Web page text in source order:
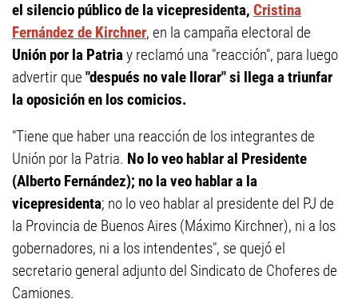
el silencio público de la vicepresidenta, Cristina
Fernández de Kirchner, en la campaña electoral de
Unión por la Patriay reclamó una "reacción", para luego
advertir que "después no vale llorar" si llega a triunfar
la oposición en los comicios.
"Tiene que haber una reacción de los integrantes de
Unión por la Patria. No lo veo hablar al Presidente
(Alberto Fernández); no la veo hablar a la
vicepresidenta; no lo veo hablar al presidente del PJ de
la Provincia de Buenos Aires (Máximo Kirchner), ni a los
gobernadores, ni a los intendentes", se quejó el
secretario general adjunto del Sindicato de Choferes de
Camiones.